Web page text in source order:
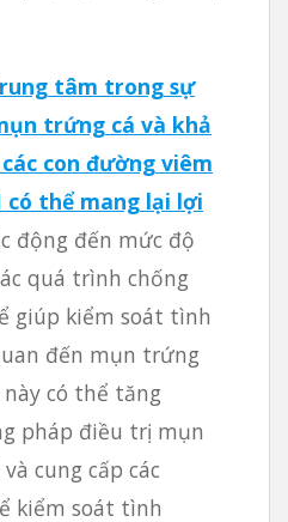
tâm trong sự
trứng cá và khả
con đường viêm
có thể mang lại lợi
động đến mức độ
quá trình chống
giúp kiểm soát tình
đến mụn trứng
này có thể tăng
pháp điều trị mụn
cung cấp các
kiểm soát tình